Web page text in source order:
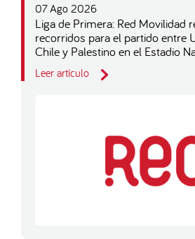
07 Ago 2026
Liga de Primera: Red Movilidad
recorridos para el partido entre
Chile y Palestino en el Estadio
Leer artículo